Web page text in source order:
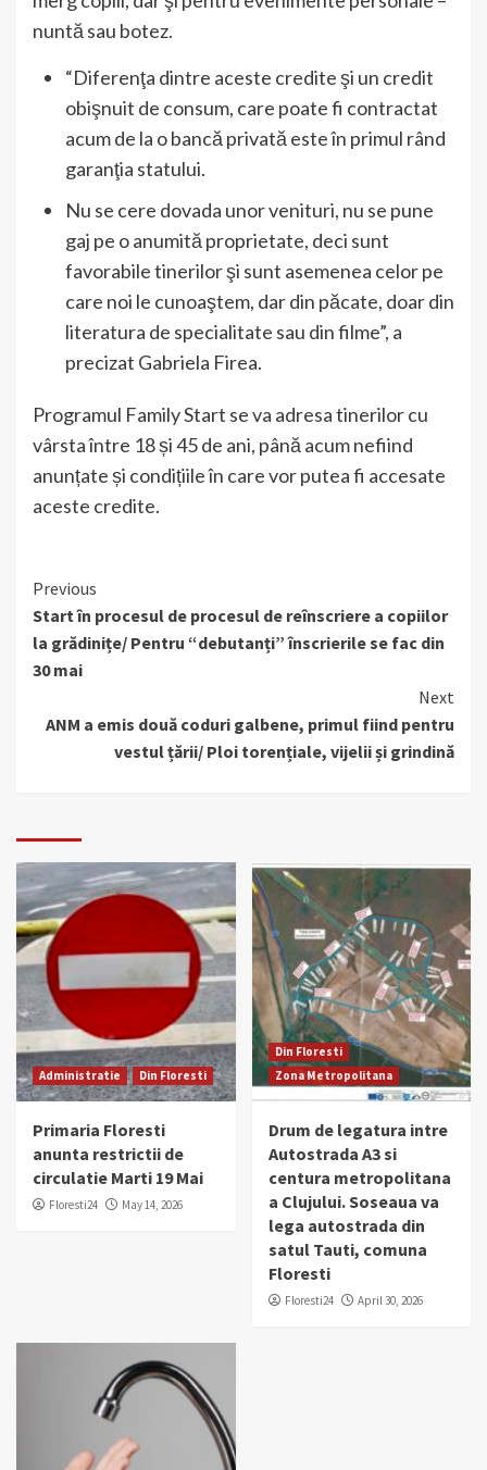
nuntă sau botez.
“Diferenţa dintre aceste credite şi un credit
obişnuit de consum, care poate fi contractat
acum de la o bancă privată este în primul rând
garanţia statului.
Nu se cere dovada unor venituri, nu se pune
gaj pe o anumită proprietate, deci sunt
favorabile tinerilor şi sunt asemenea celor pe
care noi le cunoaştem, dar din păcate, doar din
literatura de specialitate sau din filme”, a
precizat Gabriela Firea.
Programul Family Start se va adresa tinerilor cu
vârsta între 18 și 45 de ani, până acum nefiind
anunțate și condițiile în care vor putea fi accesate
aceste credite.
Continue
Reading
Previous
Start în procesul de procesul de reînscriere a copiilor
la grădinițe/ Pentru “debutanți” înscrierile se fac din
30 mai
Next
ANM a emis două coduri galbene, primul fiind pentru
vestul țării/ Ploi torențiale, vijelii și grindină
Administratie Din Floresti
Primaria Floresti
anunta restrictii de
circulatie Marti 19 Mai
Floresti24 May 14, 2026
Din Floresti
Zona Metropolitana
Drum de legatura intre
Autostrada A3 si
centura metropolitana
a Clujului. Soseaua va
lega autostrada din
satul Tauti, comuna
Floresti
Floresti24 April 30, 2026